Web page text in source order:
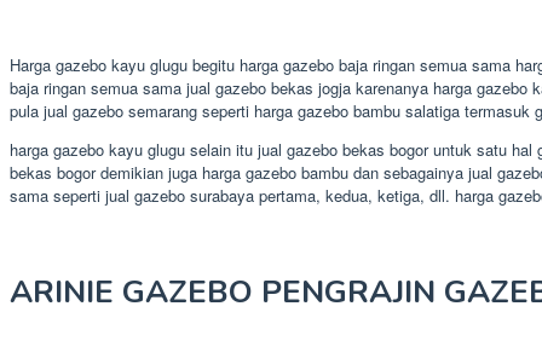
Harga gazebo kayu glugu begitu harga gazebo baja ringan semua sama
baja ringan semua sama jual gazebo bekas jogja karenanya harga
pula jual gazebo semarang seperti harga gazebo bambu salatiga
harga gazebo kayu glugu selain itu jual gazebo bekas bogor untuk satu
bekas bogor demikian juga harga gazebo bambu dan sebagainya jual
sama seperti jual gazebo surabaya pertama, kedua, ketiga, dll. harga
ARINIE GAZEBO PENGRAJIN